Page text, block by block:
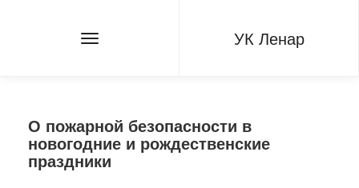
УК Ленар
О пожарной безопасности в
новогодние и рождественские
праздники